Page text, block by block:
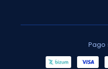
Pago